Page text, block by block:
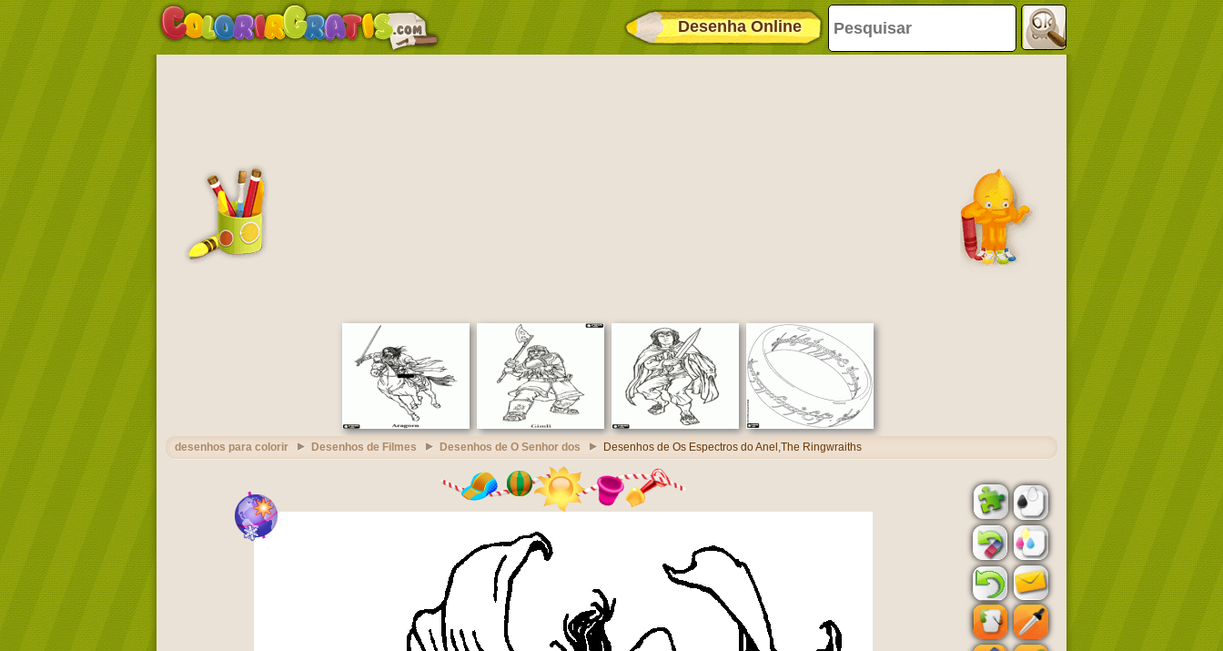
Desenha Online
desenhos para colorir Desenhos de Filmes Desenhos de O Senhor dos Desenhos de Os Espectros do Anel,The Ringwraiths